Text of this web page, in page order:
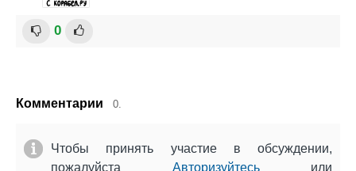
0
Комментарии 0.
Чтобы принять участие в обсуждении,
пожалуйста Авторизуйтесьили